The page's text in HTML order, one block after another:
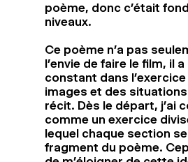
poème, donc c’était
niveaux.
Ce poème n’a pas
l’envie de faire le film, il
constant dans
images et des
récit. Dès le départ, j’ai
comme un exercice
lequel chaque section
fragment du poème.